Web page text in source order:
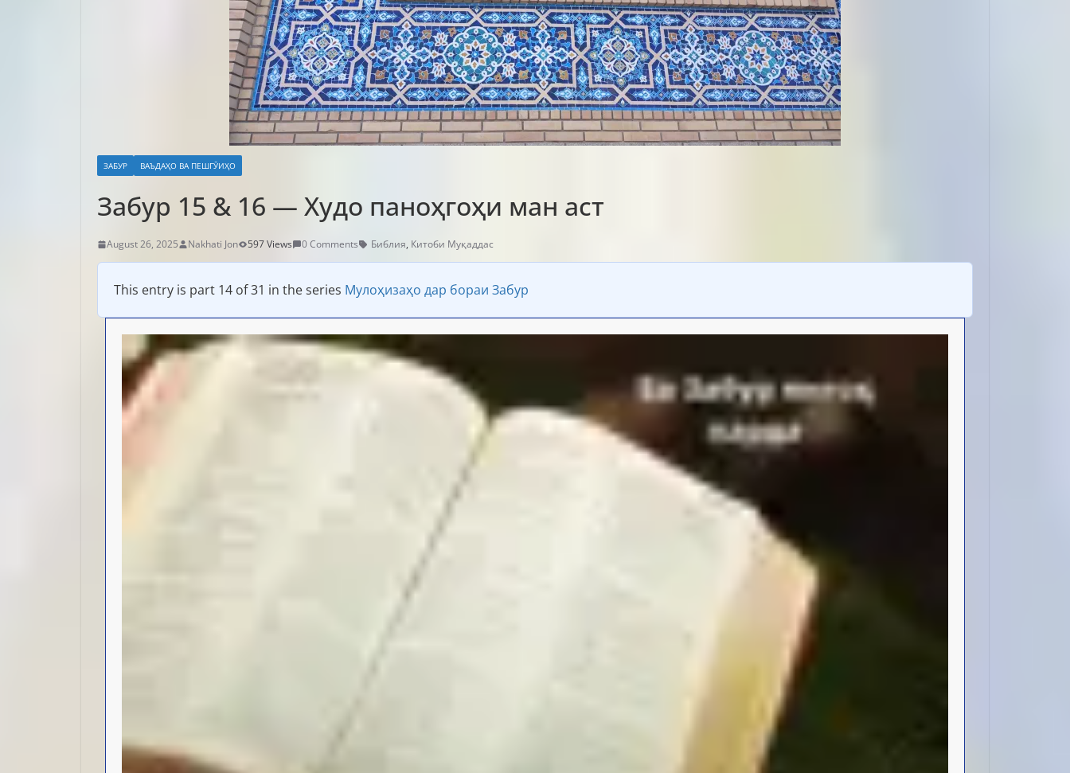
ЗАБУР ВАЪДАҲО ВА ПЕШГӮИҲО
Забур 15 & 16 — Худо паноҳгоҳи ман аст
August 26, 2025 Nakhati Jon 597 Views 0 Comments Библия, Китоби Муқаддас
This entry is part 14 of 31 in the series Мулоҳизаҳо дар бораи Забур